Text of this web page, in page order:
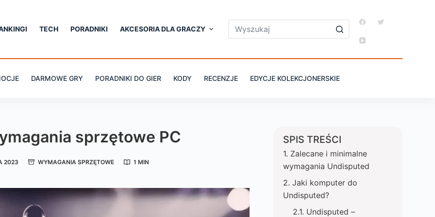
TECH PORADNIKI AKCESORIA DLA GRACZY
DARMOWE GRY PORADNIKI DO GIER KODY RECENZJE EDYCJE KOLEKCJONERSKIE
sprzętowe PC
2023 WYMAGANIA SPRZĘTOWE 1 MIN
SPIS TREŚCI
Zalecane i minimalne
wymagania Undisputed
Jaki komputer do
Undisputed?
Undisputed –